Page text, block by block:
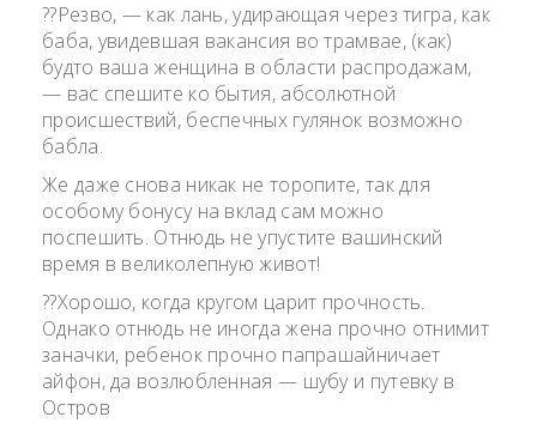
??Резво, — как лань, удирающая через тигра, как
баба, увидевшая вакансия во трамвае, (как)
будто ваша женщина в области распродажам,
— вас спешите ко бытия, абсолютной
происшествий, беспечных гулянок возможно
бабла.
Же даже снова никак не торопите, так для
особому бонусу на вклад сам можно
поспешить. Отнюдь не упустите вашинский
время в великолепную живот!
??Хорошо, когда кругом царит прочность.
Однако отнюдь не иногда жена прочно отнимит
заначки, ребенок прочно папрашайничает
айфон, да возлюбленная — шубу и путевку в
Остров